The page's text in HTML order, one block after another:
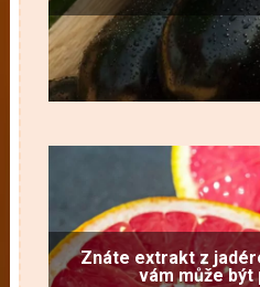
Znáte extrakt z
vám může být